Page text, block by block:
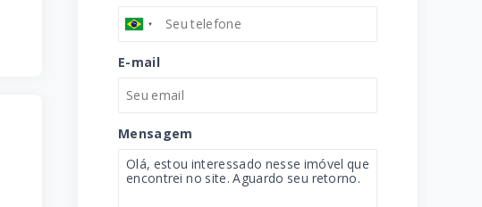
E-mail
Mensagem